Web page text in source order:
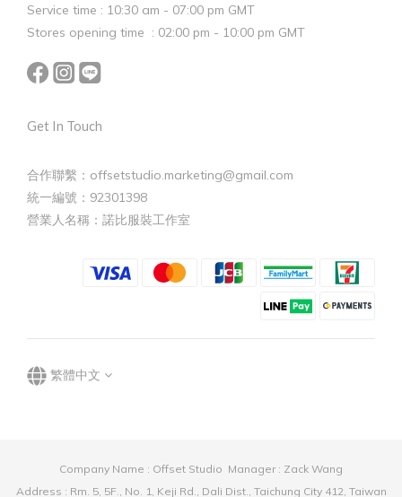
Service time : 10:30 am - 07:00 pm GMT
Stores opening time : 02:00 pm - 10:00 pm GMT
Get In Touch
合作聯繫：offsetstudio.marketing@gmail.com
統一編號：92301398
營業人名稱：諾比服裝工作室
繁體中文
Company Name : Offset Studio Manager : Zack Wang
Address : Rm. 5, 5F., No. 1, Keji Rd., Dali Dist., Taichung City 412, Taiwan